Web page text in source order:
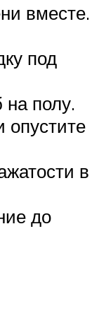
вместе.
под
на полу.
опустите
в
до